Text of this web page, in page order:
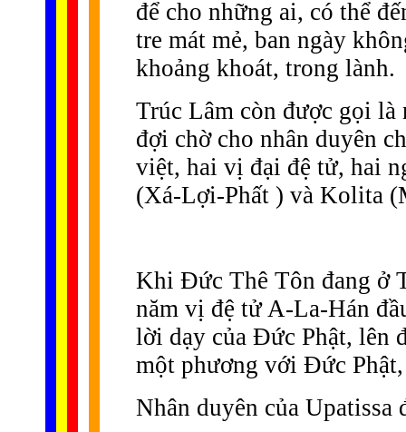
để cho những ai, có thể
tre mát mẻ, ban ngày
khoảng khoát, trong lành.
Trúc Lâm còn được gọi là
đợi chờ cho nhân duyên
việt, hai vị đại đệ tử, hai
(Xá-Lợi-Phất ) và Kolita
Khi Ðức Thê Tôn đang ở
năm vị đệ tử A-La-Hán
lời dạy của Ðức Phật, lên
một phương với Ðức
Nhân duyên của Upatissa